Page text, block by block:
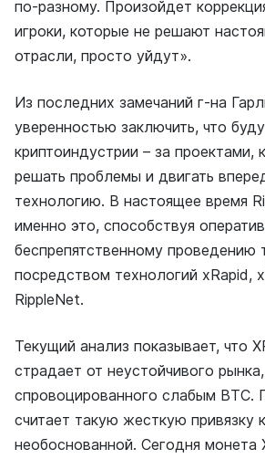
по-разному. Произойдет
игроки, которые не решают
отрасли, просто уйдут».
Из последних замечаний г-на
уверенностью заключить, что
криптоиндустрии – за проектами,
решать проблемы и двигать
технологию. В настоящее время
именно это, способствуя
беспрепятственному проведению
посредством технологий xRapid,
RippleNet.
Текущий анализ показывает, что
страдает от неустойчивого рынка,
спровоцированного слабым BTC.
считает такую жесткую привязку
необоснованной. Сегодня монета